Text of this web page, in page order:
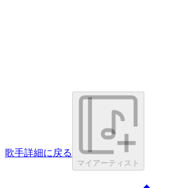
歌手詳細に戻る
マイアーティスト